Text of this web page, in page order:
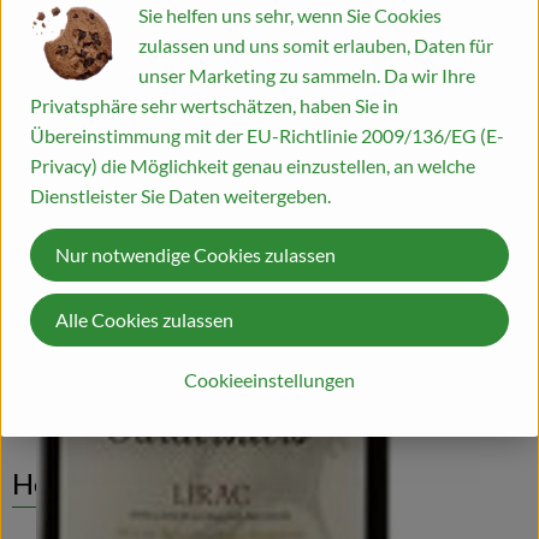
Blog
Kiste
Erst ab 07.09.2026 lieferbar!
Bitte bis 01.09.2026 vorbestellen!
#54301 89,19 € / Kiste 19,82 € / l 19% MwSt
Rezepte
Info Herkunft
Entdecke passende RezepteEs wurden
Info
Herkunft
Sie helfen uns sehr, wenn Sie Cookies
zulassen und uns somit erlauben, Daten für
unser Marketing zu sammeln. Da wir Ihre
Privatsphäre sehr wertschätzen, haben Sie in
Übereinstimmung mit der EU-Richtlinie 2009/136/EG (E-
Privacy) die Möglichkeit genau einzustellen, an welche
Dienstleister Sie Daten weitergeben.
Cookieeinstellungen
Nur notwendige Cookies zulassen
Alle Cookies zulassen